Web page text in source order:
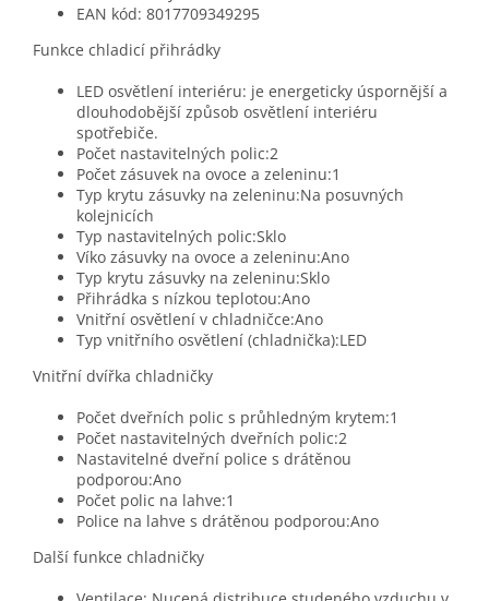
EAN kód: 8017709349295
Funkce chladicí přihrádky
LED osvětlení interiéru: je energeticky úspornější a
dlouhodobější způsob osvětlení interiéru
spotřebiče.
Počet nastavitelných polic:2
Počet zásuvek na ovoce a zeleninu:1
Typ krytu zásuvky na zeleninu:Na posuvných
kolejnicích
Typ nastavitelných polic:Sklo
Víko zásuvky na ovoce a zeleninu:Ano
Typ krytu zásuvky na zeleninu:Sklo
Přihrádka s nízkou teplotou:Ano
Vnitřní osvětlení v chladničce:Ano
Typ vnitřního osvětlení (chladnička):LED
Vnitřní dvířka chladničky
Počet dveřních polic s průhledným krytem:1
Počet nastavitelných dveřních polic:2
Nastavitelné dveřní police s drátěnou
podporou:Ano
Počet polic na lahve:1
Police na lahve s drátěnou podporou:Ano
Další funkce chladničky